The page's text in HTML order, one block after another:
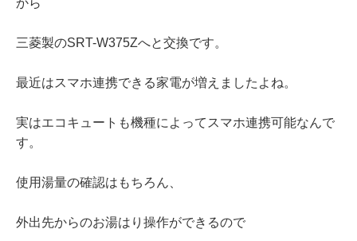
から
三菱製のSRT-W375Zへと交換です。
最近はスマホ連携できる家電が増えましたよね。
実はエコキュートも機種によってスマホ連携可能なんで
す。
使用湯量の確認はもちろん、
外出先からのお湯はり操作ができるので